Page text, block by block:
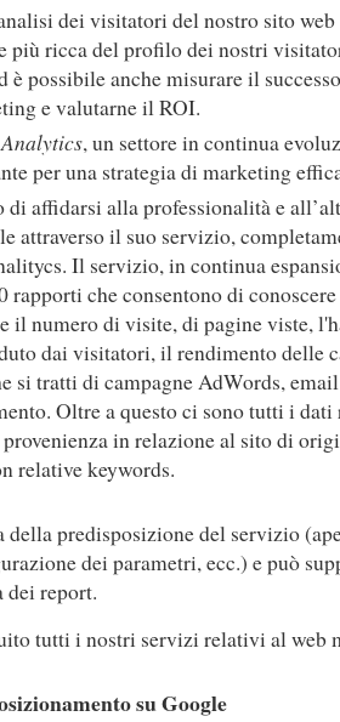
dei visitatori del nostro sito
più ricca del profilo dei nostri
possibile anche misurare il
e valutarne il ROI.
, un settore in continua
per una strategia di marketing
affidarsi alla professionalità e
attraverso il suo servizio,
Il servizio, in continua
rapporti che consentono di
il numero di visite, di pagine viste,
dai visitatori, il rendimento delle
si tratti di campagne AdWords,
Oltre a questo ci sono tutti i
in relazione al sito di
relative keywords.
predisposizione del servizio
dei parametri, ecc.) e può
dei report.
tutti i nostri servizi relativi al web
su Google